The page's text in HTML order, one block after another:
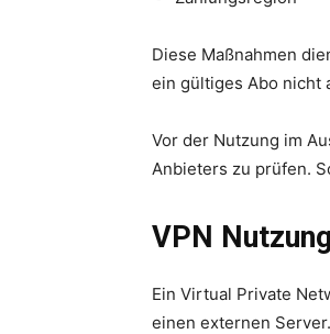
Diese Maßnahmen
ein gültiges Abo nicht
Vor der Nutzung im
Anbieters zu prüfen.
VPN
Ein Virtual Private
einen externen